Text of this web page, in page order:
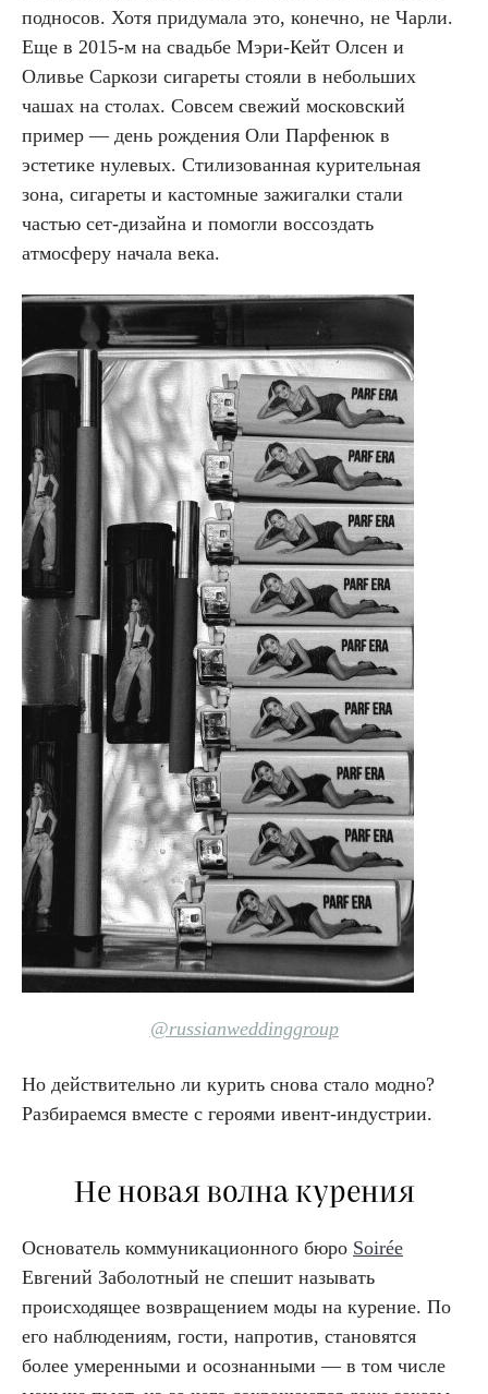
подносов. Хотя придумала это, конечно, не Чарли.
Еще в 2015-м на свадьбе Мэри-Кейт Олсен и
Оливье Саркози сигареты стояли в небольших
чашах на столах. Совсем свежий московский
пример — день рождения Оли Парфенюк в
эстетике нулевых. Стилизованная курительная
зона, сигареты и кастомные зажигалки стали
частью сет-дизайна и помогли воссоздать
атмосферу начала века.
@russianweddinggroup
Но действительно ли курить снова стало модно?
Разбираемся вместе с героями ивент-индустрии.
Не новая волна курения
Основатель коммуникационного бюро Soirée
Евгений Заболотный не спешит называть
происходящее возвращением моды на курение. По
его наблюдениям, гости, напротив, становятся
более умеренными и осознанными — в том числе